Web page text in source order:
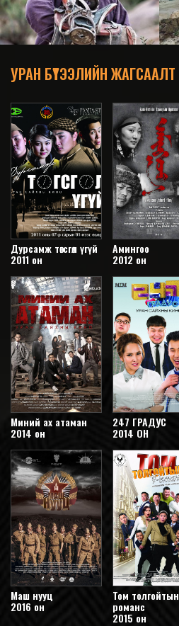
УРАН БҮТЭЭЛИЙН ЖАГСААЛТ
Дурсамж төгсгөл үгүй
2011 он
Амингоо
2012 он
Миний ах атаман
2014 он
247 ГРАДУС
2014 ОН
Маш нууц
2016 он
Том толгойтын
романс
2015 он